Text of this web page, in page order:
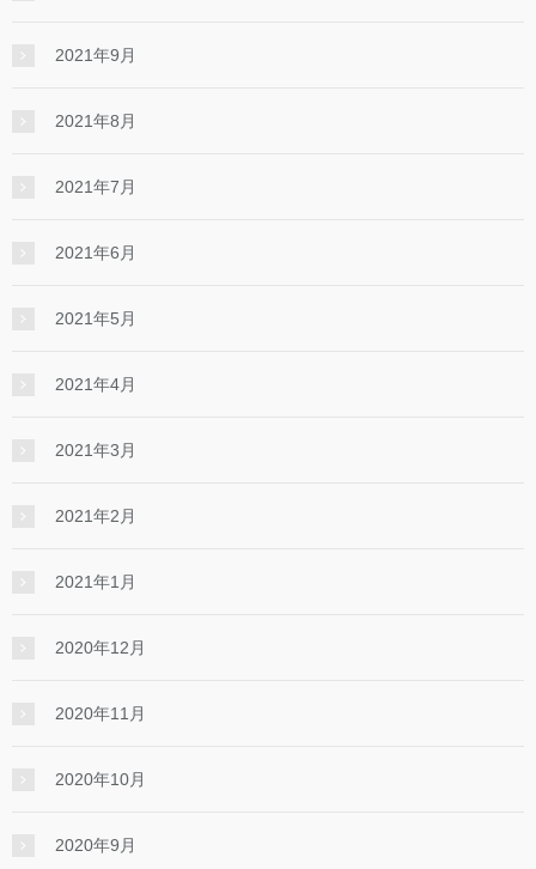
2021年9月
2021年8月
2021年7月
2021年6月
2021年5月
2021年4月
2021年3月
2021年2月
2021年1月
2020年12月
2020年11月
2020年10月
2020年9月